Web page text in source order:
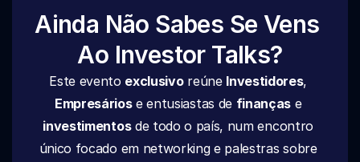
Ainda Não Sabes Se Vens
Ao Investor Talks?
Este evento exclusivo reúne Investidores
Empresários e entusiastas de finanças
e
investimentos de todo o país, num encontro
único focado em networking e palestras sobre